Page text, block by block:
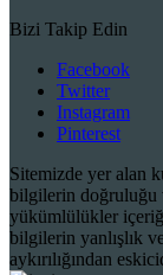
Bizi Takip Edin
Facebook
Twitter
Instagram
Pinterest
Sitemizde yer alan
bilgilerin doğruluğu
yükümlülükler
bilgilerin yanlışlık
aykırılığından